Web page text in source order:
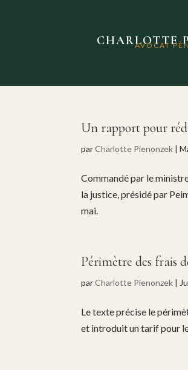
CHARLOTTE
AVOCAT
Un rapport pour
parCharlotte Pienonzek |
Commandé par le
la justice, présidé par
mai.
Périmètre des frais
parCharlotte Pienonzek |
Le texte précise le
et introduit un tarif pour